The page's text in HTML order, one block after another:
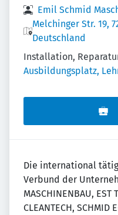
Emil Schmid
Melchinger Str. 19,
Deutschland
Installation,
Ausbildungsplatz,
Die international
Verbund der
MASCHINENBAU, EST
CLEANTECH, SCHMID